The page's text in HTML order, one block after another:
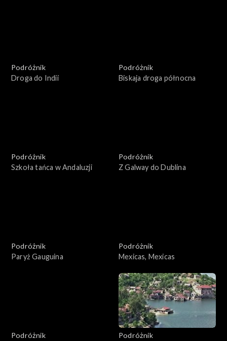
Podróżnik
Droga do Indii
Podróżnik
Biskaja droga północna
Podróżnik
Szkoła tańca w Andaluzji
Podróżnik
Z Galway do Dublina
Podróżnik
Paryż Gauguina
Podróżnik
Mexicas, Mexicas
Podróżnik
Podróżnik